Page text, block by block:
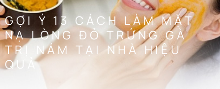
GỢI Ý 13 CÁCH LÀM MẶT
NẠ LÒNG ĐỎ TRỨNG GÀ
TRỊ NÁM TẠI NHÀ HIỆU
QUẢ